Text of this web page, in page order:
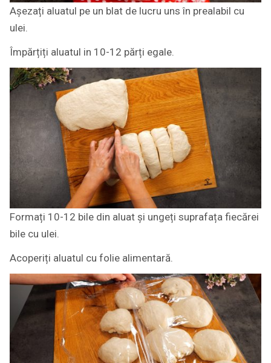
Așezați aluatul pe un blat de lucru uns în prealabil cu
ulei.
Împărțiți aluatul in 10-12 părți egale.
Formați 10-12 bile din aluat și ungeți suprafața fiecărei
bile cu ulei.
Acoperiți aluatul cu folie alimentară.